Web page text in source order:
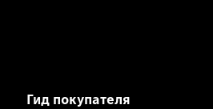
Гид покупателя